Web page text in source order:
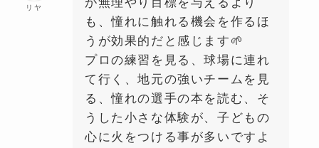
リヤ
も、憧れに触れる機会を作るほ
うが効果的だと感じます🌱
プロの練習を見る、球場に連れ
て行く、地元の強いチームを見
る、憧れの選手の本を読む、そ
うした小さな体験が、子どもの
心に火をつける事が多いですよ